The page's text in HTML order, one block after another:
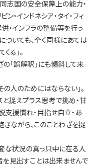
志国の安全保障上の能力・
・インドネシア・タイ・フィ
・インフラの整備等を行っ
ついても、全く同様にあては
る」。
「誤解釈」にも傾斜して来
人のためにはならない」。
と捉えプラス思考で挑め・甘
支援慣れ・目指せ自立・あ
きながら、このことわざを捉
な状況の真っ只中に在る人
見出すことは出来ませんで